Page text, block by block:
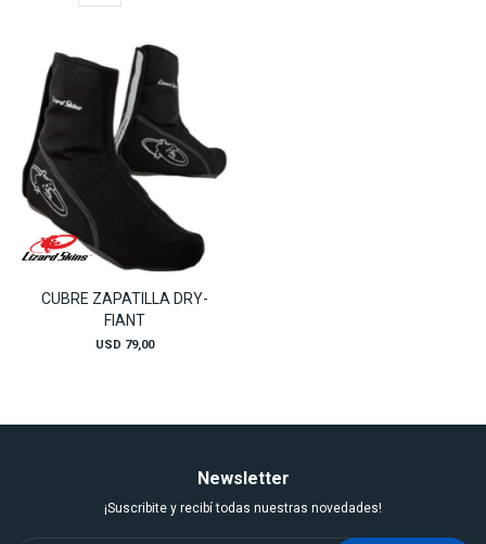
CUBRE ZAPATILLA DRY-
FIANT
USD 79,00
Newsletter
¡Suscribite y recibí todas nuestras novedades!